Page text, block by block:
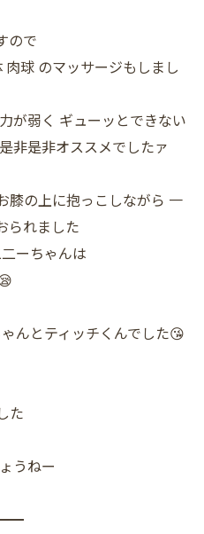
ので
球 のマッサージもしまし
が弱く ギューッとできない
非是非オススメでしたァ
膝の上に抱っこしながら 一
られました
ーちゃんは
んとティッチくんでした😘
た
うねー